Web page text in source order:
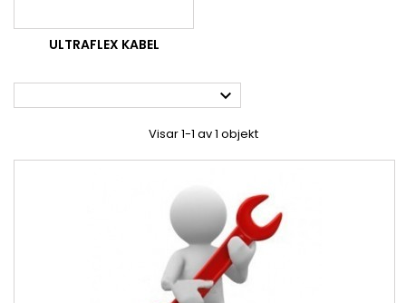
ULTRAFLEX KABEL

Visar 1-1 av 1 objekt